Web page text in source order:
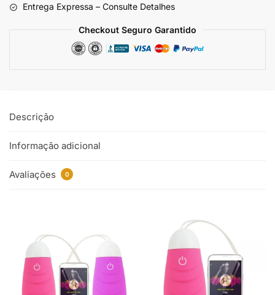
Entrega Expressa – Consulte Detalhes
Checkout Seguro Garantido
Descrição
Informação adicional
Avaliações 0